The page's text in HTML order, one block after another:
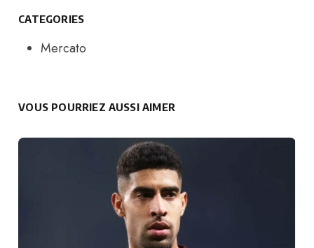
CATEGORIES
Mercato
VOUS POURRIEZ AUSSI AIMER